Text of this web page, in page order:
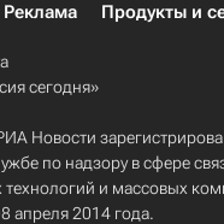
Реклама Продукты и
сегодня»
Новости
по надзору в сфере
и массовых
апреля 2014 года.